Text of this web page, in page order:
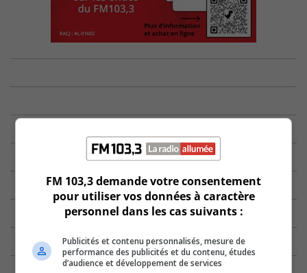
FM 103,3 demande votre consentement
pour utiliser vos données à caractère
personnel dans les cas suivants :
Publicités et contenu personnalisés, mesure de
performance des publicités et du contenu, études
d’audience et développement de services